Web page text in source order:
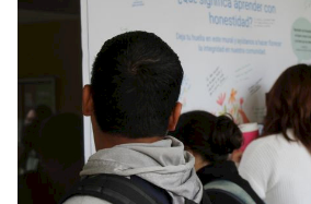
launch
Donaciones launch